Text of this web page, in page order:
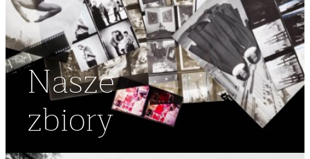
Nasze
zbiory